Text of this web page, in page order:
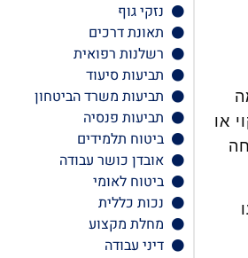
או
נזקי גוף
תאונת דרכים
רשלנות רפואית
תביעות סיעוד
תביעות משרד הביטחון
תביעות פנסיה
ביטוח תלמידים
אובדן כושר עבודה
ביטוח לאומי
נכות כללית
מחלת מקצוע
דיני עבודה